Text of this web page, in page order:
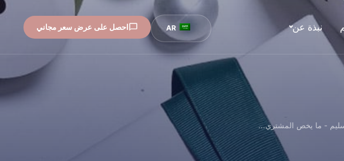
نبذة عن احصل على عرض سعر مجاني
- ما يخص المشتري...